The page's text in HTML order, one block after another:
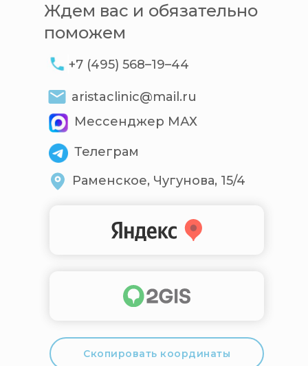
Раменское, Чугунова, 15/4
aristaclinic@mail.ru
Мессенджер МАХ
Телеграм
+7 (495) 568–19–44
Ждем вас и обязательно
поможем
Скопировать координаты